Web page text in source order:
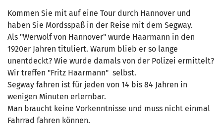
Kommen Sie mit auf eine Tour durch Hannover und
haben Sie Mordsspaß in der Reise mit dem Segway.
Als "Werwolf von Hannover" wurde Haarmann in den
1920er Jahren tituliert. Warum blieb er so lange
unentdeckt? Wie wurde damals von der Polizei ermittelt?
Wir treffen "Fritz Haarmann" selbst.
Segway fahren ist für jeden von 14 bis 84 Jahren in
wenigen Minuten erlernbar.
Man braucht keine Vorkenntnisse und muss nicht einmal
Fahrrad fahren können.